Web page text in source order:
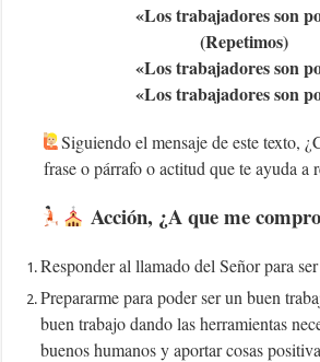
«Los trabajadores son
(Repetimos)
«Los trabajadores son
«Los trabajadores son
Siguiendo el mensaje de este texto,
frase o párrafo o actitud que te ayuda a
Acción, ¿A que me
Responder al llamado del Señor para
Prepararme para poder ser un buen
buen trabajo dando las herramientas
buenos humanos y aportar cosas